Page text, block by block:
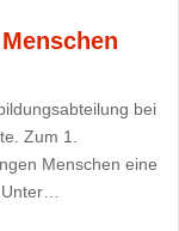
bei
Zum 1.
Menschen eine